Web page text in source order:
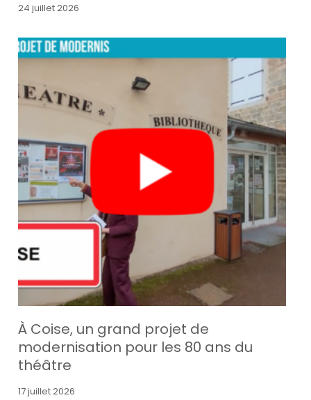
24 juillet 2026
À Coise, un grand projet de
modernisation pour les 80 ans du
théâtre
17 juillet 2026